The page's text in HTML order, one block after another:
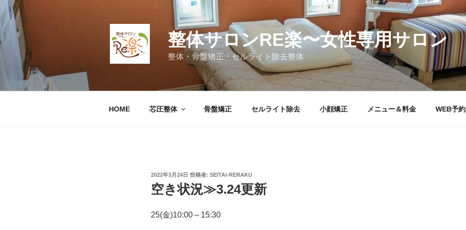
ン
テ
ン
キ
整体サロンRE楽〜女性専用サロン
整体・骨盤矯正・セルライト除去整体
HOME 芯圧整体 骨盤矯正 セルライト除去 小顔矯正 メニュー＆料金 WEB予約
投
日:
2022年3月24日 投稿者: SEITAI-RERAKU
空き状況≫3.24更新
25(金)10:00～15:30